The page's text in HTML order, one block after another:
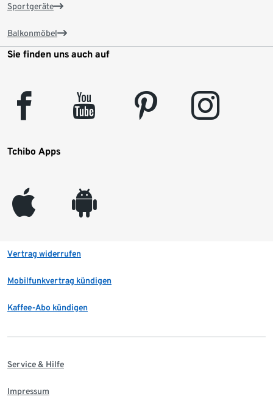
Sportgeräte
Balkonmöbel
Sie finden uns auch auf
facebook youtube pinterest instagram
Tchibo Apps
appleinc android
Vertrag widerrufen
Mobilfunkvertrag kündigen
Kaffee-Abo kündigen
Service & Hilfe
Impressum